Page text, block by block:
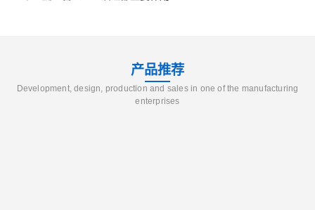
产品推荐
Development, design, production and sales in one of the manufacturing
enterprises